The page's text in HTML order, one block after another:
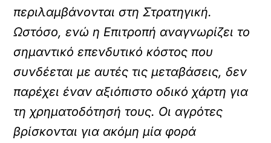
περιλαμβάνονται στη Στρατηγική.
Ωστόσο, ενώ η Επιτροπή αναγνωρίζει το
σημαντικό επενδυτικό κόστος που
συνδέεται με αυτές τις μεταβάσεις, δεν
παρέχει έναν αξιόπιστο οδικό χάρτη για
τη χρηματοδότησή τους. Οι αγρότες
βρίσκονται για ακόμη μία φορά